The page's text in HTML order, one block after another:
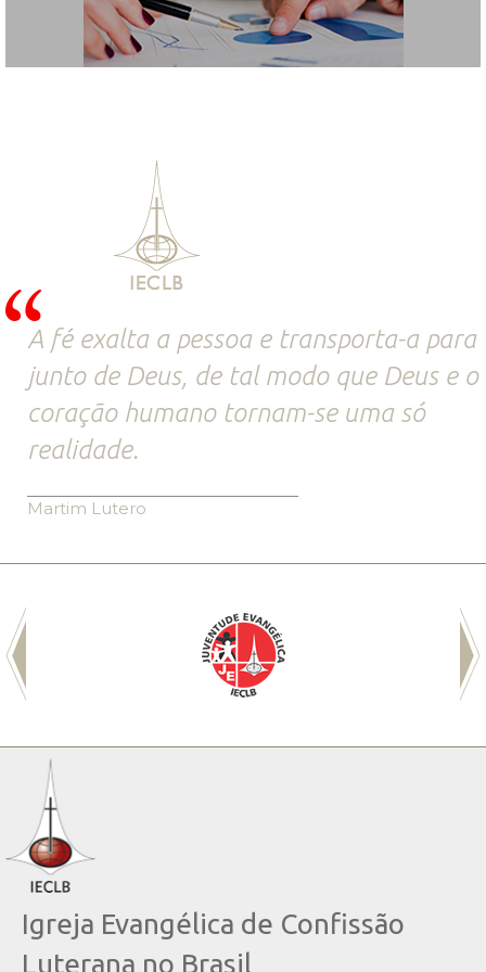
A fé exalta a pessoa e transporta-a para
junto de Deus, de tal modo que Deus e o
coração humano tornam-se uma só
realidade.
Martim Lutero
Igreja Evangélica de Confissão
Luterana no Brasil